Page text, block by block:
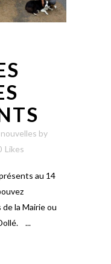
by
Likes
au 14
la Mairie ou
...